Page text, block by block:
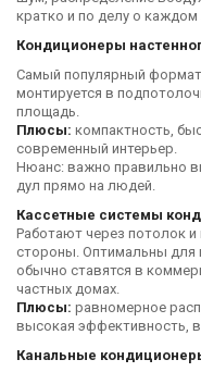
кратко и по делу о каждом
Кондиционеры
Самый популярный
монтируется в
площадь.
Плюсы: компактность,
современный интерьер.
Нюанс: важно правильно
дул прямо на людей.
Кассетные системы
Работают через потолок
стороны. Оптимальны для
обычно ставятся в
частных домах.
Плюсы: равномерное
высокая эффективность,
Канальные